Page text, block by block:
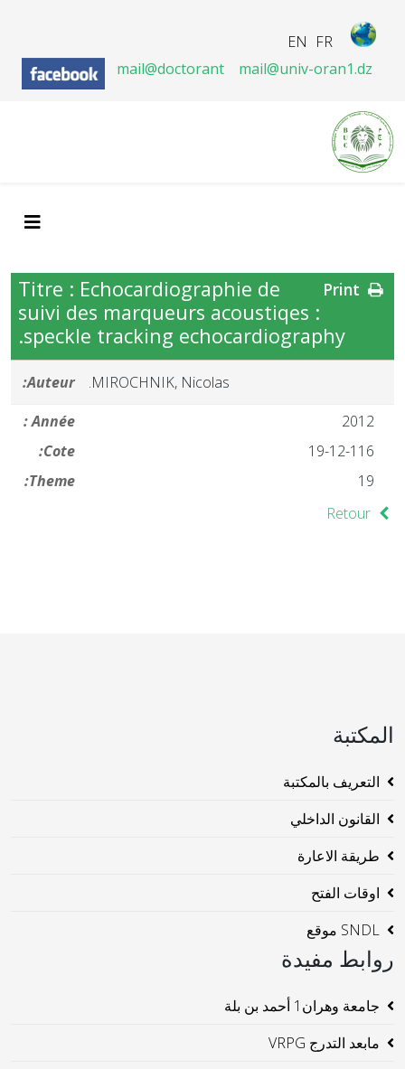
FR
EN
mail@doctorant
mail@univ-oran1.dz
Titre : Echocardiographie de
suivi des marqueurs acoustiqes :
speckle tracking echocardiography.
Auteur:
MIROCHNIK, Nicolas.
Année :
2012
Cote:
19-12-116
Theme:
19
Retour
المكتبة
التعريف بالمكتبة
القانون الداخلي
طريقة الاعارة
اوقات الفتح
SNDL موقع
روابط مفيدة
جامعة وهران1 أحمد بن بلة
مابعد التدرج VRPG